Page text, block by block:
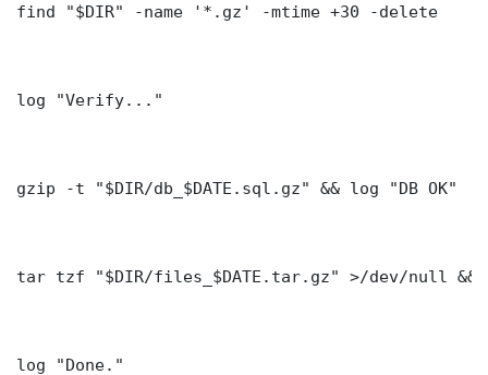
find "$DIR" -name '*.gz' -mtime +30 -delete
log "Verify..."
gzip -t "$DIR/db_$DATE.sql.gz" && log "DB OK"
tar tzf "$DIR/files_$DATE.tar.gz" >/dev/null &&
log "Done."